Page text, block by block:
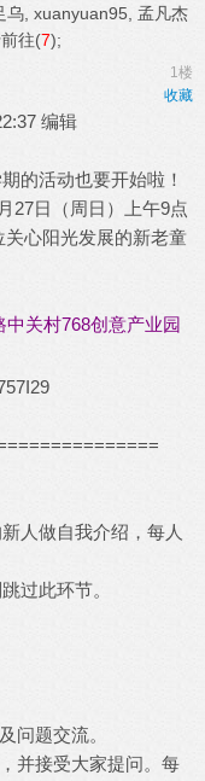
乌 xuanyuan95 孟凡杰
往(7);
1楼
收藏
编辑
的活动也要开始啦！
27日（周日）上午9点
心阳光发展的新老童
关村768创意产业园
人做自我介绍，每人
过此环节。
问题交流。
并接受大家提问。每